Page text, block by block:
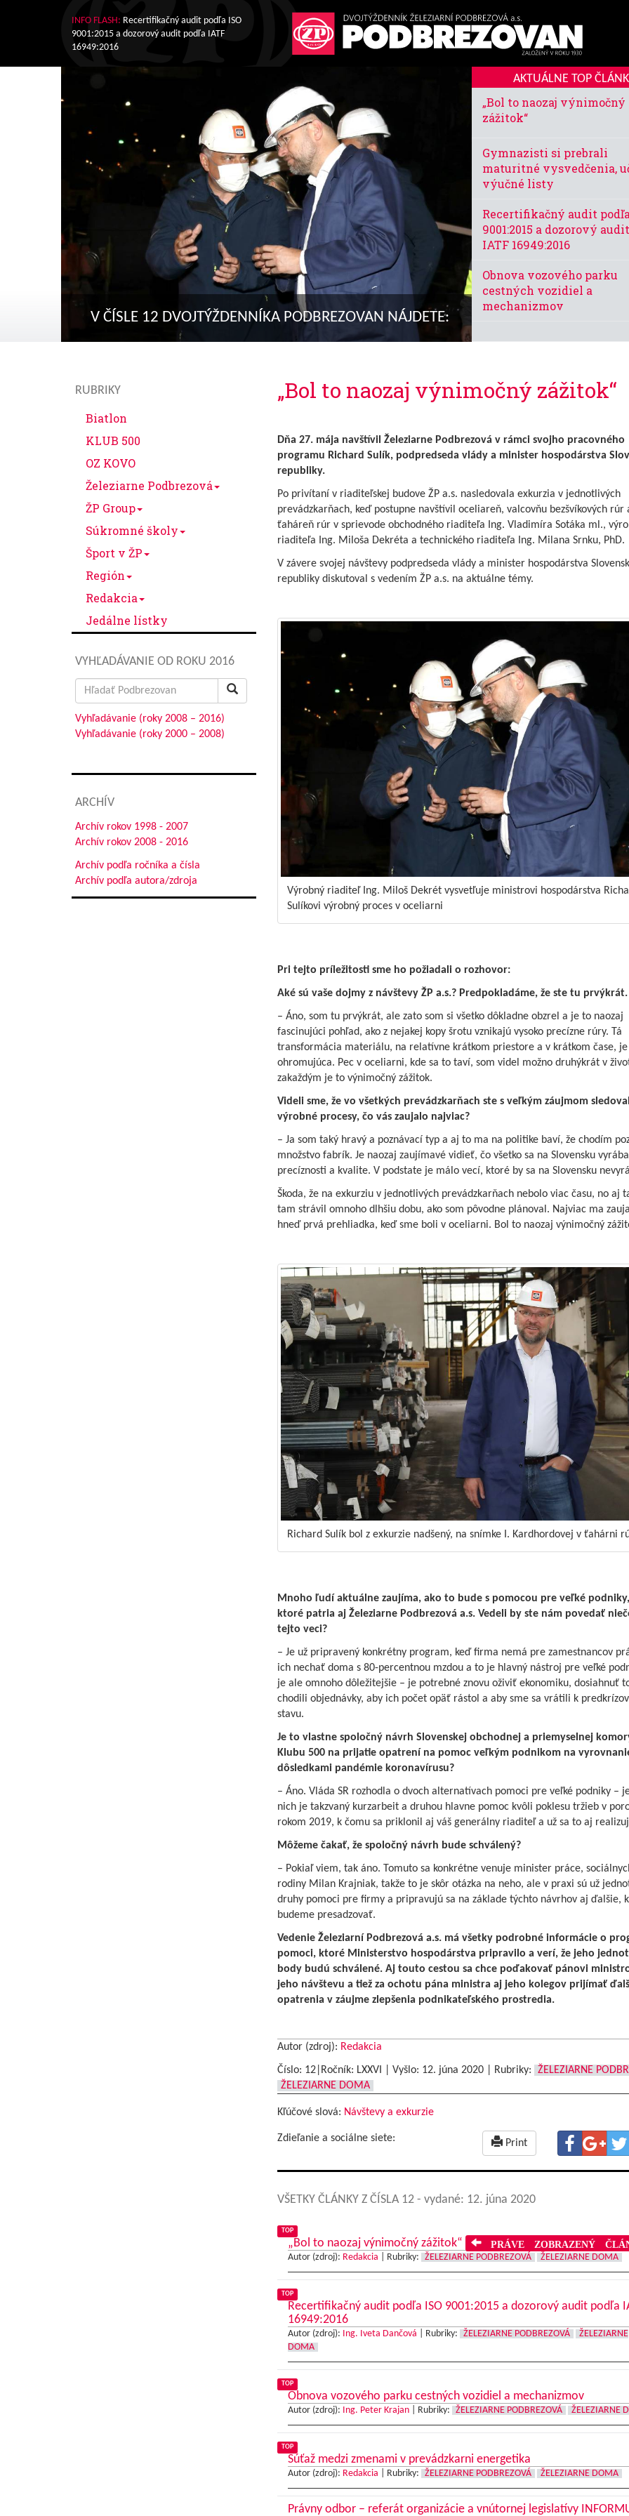
INFO FLASH: Recertifikačný audit podľa ISO
9001:2015 a dozorový audit podľa IATF
16949:2016
V ČÍSLE 12 DVOJTÝŽDENNÍKA PODBREZOVAN NÁJDETE:
AKTUÁLNE TOP
„Bol to naozaj výnimočný
zážitok“
Gymnazisti si prebrali
maturitné vysvedčenia,
výučné listy
Recertifikačný audit
9001:2015 a dozorový
IATF 16949:2016
Obnova vozového parku
cestných vozidiel a
mechanizmov
„Štúdium mi dalo veľa
skúseností, ale aj
Ošetrovné od prvého júna
Železiarne v období druhej
svetovej vojny
Predaj eurobankovky bol
úspešný
futbalu v Podbrezovej
Brankár Patrik Macej zo
zdravotných dôvodov
kariéru
Prípravné zápasy FK
Podbrezová
Novým trénerom „A“-
sa stáva Vladimír Cifranič
Detské golfové tábory
zamestnancov ŽP a.s. a
dcérskych spoločností
Právny odbor – referát
organizácie a vnútornej
Ako sa stravovať v
V júni blahoželáme
Víťaz jedenásteho kola
čitateľskej súťaže
RUBRIKY
Biatlon
KLUB 500
OZ KOVO
Železiarne Podbrezová
ŽP Group
Súkromné školy
Šport v ŽP
Región
Redakcia
Jedálne lístky
VYHĽADÁVANIE OD ROKU 2016
Search
for:
Vyhľadávanie (roky 2008 – 2016)
Vyhľadávanie (roky 2000 – 2008)
ARCHÍV
Archív rokov 1998 - 2007
Archív rokov 2008 - 2016
Archív podľa ročníka a čísla
Archív podľa autora/zdroja
„Bol to naozaj výnimočný zážitok“
Dňa 27. mája navštívil Železiarne Podbrezová v rámci svojho pracovného
programu Richard Sulík, podpredseda vlády a minister hospodárstva
republiky.
Po privítaní v riaditeľskej budove ŽP a.s. nasledovala exkurzia v jednotlivých
prevádzkarňach, keď postupne navštívil oceliareň, valcovňu bezšvíkových rúr
ťaháreň rúr v sprievode obchodného riaditeľa Ing. Vladimíra Sotáka ml.,
riaditeľa Ing. Miloša Dekréta a technického riaditeľa Ing. Milana Srnku, PhD.
V závere svojej návštevy podpredseda vlády a minister hospodárstva
republiky diskutoval s vedením ŽP a.s. na aktuálne témy.
Výrobný riaditeľ Ing. Miloš Dekrét vysvetľuje ministrovi hospodárstva
Sulíkovi výrobný proces v oceliarni
Pri tejto príležitosti sme ho požiadali o rozhovor:
Aké sú vaše dojmy z návštevy ŽP a.s.? Predpokladáme, že ste tu prvýkrát.
– Áno, som tu prvýkrát, ale zato som si všetko dôkladne obzrel a je to naozaj
fascinujúci pohľad, ako z nejakej kopy šrotu vznikajú vysoko precízne rúry. Tá
transformácia materiálu, na relatívne krátkom priestore a v krátkom čase, je
ohromujúca. Pec v oceliarni, kde sa to taví, som videl možno druhýkrát v
zakaždým je to výnimočný zážitok.
Videli sme, že vo všetkých prevádzkarňach ste s veľkým záujmom
výrobné procesy, čo vás zaujalo najviac?
– Ja som taký hravý a poznávací typ a aj to ma na politike baví, že chodím
množstvo fabrík. Je naozaj zaujímavé vidieť, čo všetko sa na Slovensku
precíznosti a kvalite. V podstate je málo vecí, ktoré by sa na Slovensku
Škoda, že na exkurziu v jednotlivých prevádzkarňach nebolo viac času, no aj
tam strávil omnoho dlhšiu dobu, ako som pôvodne plánoval. Najviac ma
hneď prvá prehliadka, keď sme boli v oceliarni. Bol to naozaj výnimočný
Richard Sulík bol z exkurzie nadšený, na snímke I. Kardhordovej v ťahárni
Mnoho ľudí aktuálne zaujíma, ako to bude s pomocou pre veľké
ktoré patria aj Železiarne Podbrezová a.s. Vedeli by ste nám povedať
tejto veci?
– Je už pripravený konkrétny program, keď firma nemá pre zamestnancov
ich nechať doma s 80-percentnou mzdou a to je hlavný nástroj pre veľké
je ale omnoho dôležitejšie – je potrebné znovu oživiť ekonomiku, dosiahnuť
chodili objednávky, aby ich počet opäť rástol a aby sme sa vrátili k
stavu.
Je to vlastne spoločný návrh Slovenskej obchodnej a priemyselnej
Klubu 500 na prijatie opatrení na pomoc veľkým podnikom na
dôsledkami pandémie koronavírusu?
– Áno. Vláda SR rozhodla o dvoch alternatívach pomoci pre veľké podniky –
nich je takzvaný kurzarbeit a druhou hlavne pomoc kvôli poklesu tržieb v
rokom 2019, k čomu sa priklonil aj váš generálny riaditeľ a už sa to aj
Môžeme čakať, že spoločný návrh bude schválený?
– Pokiaľ viem, tak áno. Tomuto sa konkrétne venuje minister práce,
rodiny Milan Krajniak, takže to je skôr otázka na neho, ale v praxi sú už
druhy pomoci pre firmy a pripravujú sa na základe týchto návrhov aj ďalšie,
budeme presadzovať.
Vedenie Železiarní Podbrezová a.s. má všetky podrobné informácie o
pomoci, ktoré Ministerstvo hospodárstva pripravilo a verí, že jeho
body budú schválené. Aj touto cestou sa chce poďakovať pánovi
jeho návštevu a tiež za ochotu pána ministra aj jeho kolegov prijímať
opatrenia v záujme zlepšenia podnikateľského prostredia.
Autor (zdroj): Redakcia
Číslo: 12|Ročník: LXXVI | Vyšlo: 12. júna 2020| Rubriky:
ŽELEZIARNE
ŽELEZIARNE DOMA
Kľúčové slová: Návštevy a exkurzie
Zdieľanie a sociálne siete: Print
VŠETKY ČLÁNKY Z ČÍSLA 12 - vydané: 12. júna 2020
TOP
„Bol to naozaj výnimočný zážitok“ PRÁVE ZOBRAZENÝ
Autor (zdroj): Redakcia Rubriky: ŽELEZIARNE PODBREZOVÁ ŽELEZIARNE DOMA
TOP
Recertifikačný audit podľa ISO 9001:2015 a dozorový audit podľa
16949:2016
Autor (zdroj): Ing. Iveta Dančová Rubriky: ŽELEZIARNE PODBREZOVÁ
ŽELEZIARNE
DOMA
TOP
Obnova vozového parku cestných vozidiel a mechanizmov
Autor (zdroj): Ing. Peter Krajan| Rubriky: ŽELEZIARNE PODBREZOVÁ ŽELEZIARNE
TOP
Súťaž medzi zmenami v prevádzkarni energetika
Autor (zdroj): Redakcia Rubriky: ŽELEZIARNE PODBREZOVÁ ŽELEZIARNE DOMA
Právny odbor – referát organizácie a vnútornej legislatívy